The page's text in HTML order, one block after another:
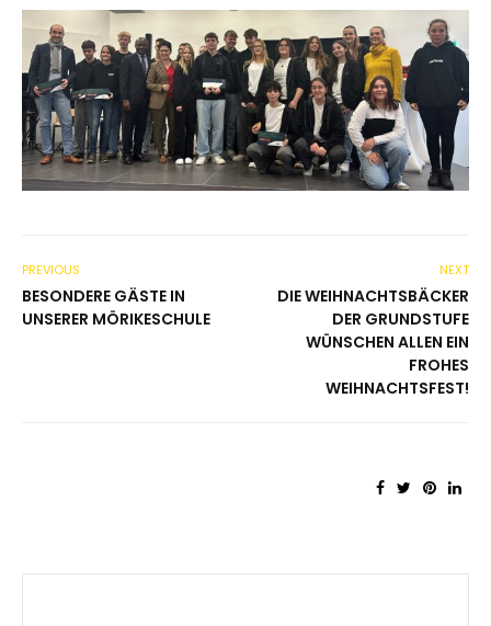
PREVIOUS
BESONDERE GÄSTE IN
UNSERER MÖRIKESCHULE
NEXT
DIE WEIHNACHTSBÄCKER
DER GRUNDSTUFE
WÜNSCHEN ALLEN EIN
FROHES
WEIHNACHTSFEST!